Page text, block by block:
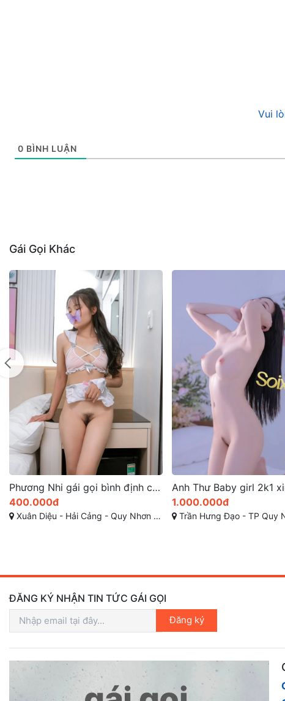
Vui
0 BÌNH LUẬN
Gái Gọi Khác
Anh Thư Baby girl 2k1 xinh đáng check nhất quy nhơn
1.000.000đ
Trần Hưng Đạo - TP Quy Nhơn - Bình Định
400.000đ
Trần Hưng Đạo - TP Quy
ĐĂNG KÝ NHẬN TIN TỨC GÁI GỌI
Đăng ký